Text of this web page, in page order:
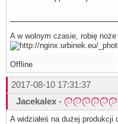
A w wolnym czasie, robię noże
Offline
2017-08-10 17:31:37
Jacekalex -
A widziałeś na dużej